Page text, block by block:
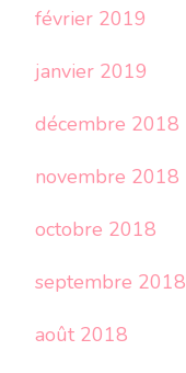
février 2019
janvier 2019
décembre 2018
novembre 2018
octobre 2018
septembre 2018
août 2018